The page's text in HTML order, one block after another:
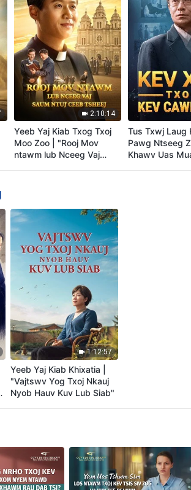
2:10:14
Yeeb Yaj Kiab Txog Txoj
Moo Zoo | "Rooj Mov
ntawm lub Nceeg Vaj
Tus Txwj Laug
Pawg Ntseeg
Khawv Uas
1:12:57
Yeeb Yaj Kiab Khixatia |
"Vajtswv Yog Txoj Nkauj
Nyob Hauv Kuv Lub Siab"